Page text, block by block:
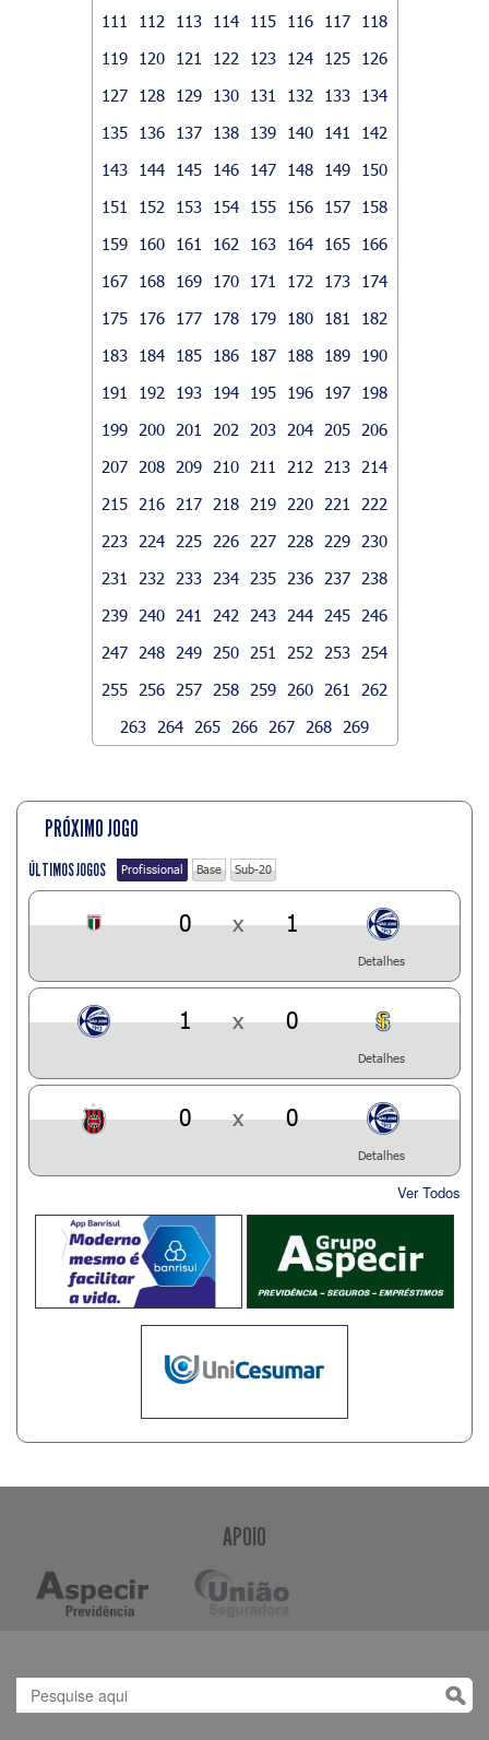
111
112 113 114 115 116 117
118
119
120 121 122 123 124 125
126
127
128 129 130 131 132 133
134
135
136 137 138 139 140 141
142
143
144 145 146 147 148 149
150
151
152 153 154 155 156 157
158
159
160 161 162 163 164 165
166
167
168 169 170 171 172 173
174
175
176 177 178 179 180 181
182
183
184 185 186 187 188 189
190
191
192 193 194 195 196 197
198
199
200 201 202 203 204 205
206
207
208 209 210 211 212 213
214
215
216 217 218 219 220 221
222
223
224 225 226 227 228 229
230
231
232 233 234 235 236 237
238
239
240 241 242 243 244 245
246
247
248 249 250 251 252 253
254
255
256 257 258 259 260 261
262
263
264 265 266 267 268 269
PRÓXIMO JOGO
ÚLTIMOS JOGOS Profissional Base Sub-20
0 x 1
Detalhes
1 x 0
Detalhes
0 x 0
Detalhes
Ver Todos
APOIO